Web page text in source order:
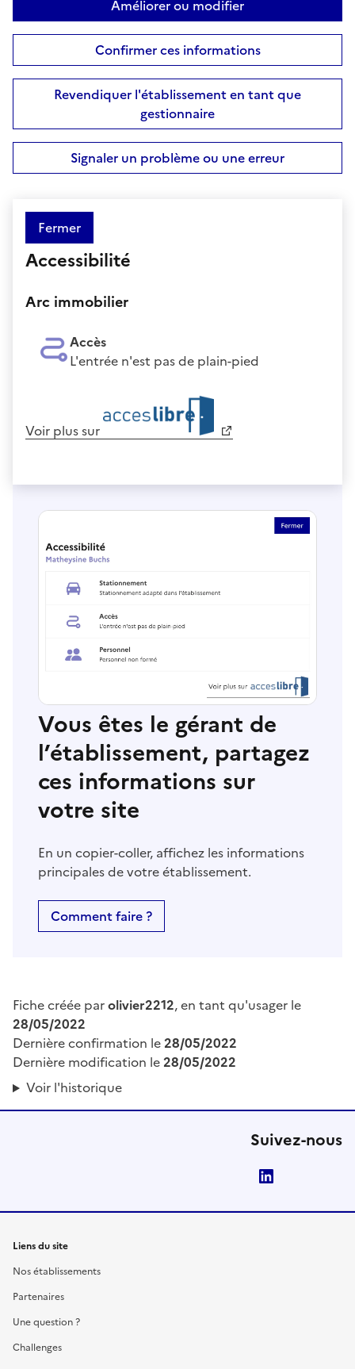
Améliorer ou modifier
Confirmer ces informations
Revendiquer l'établissement en tant que
gestionnaire
Signaler un problème ou une erreur
Fermer
Accessibilité
Arc immobilier
Accès
L'entrée n'est pas de plain-pied
Voir plus sur
Vous êtes le gérant de
l’établissement, partagez
ces informations sur
votre site
En un copier-coller, affichez les informations
principales de votre établissement.
Comment faire ?
Fiche créée parolivier2212, en tant qu'usager le
28/05/2022
Dernière confirmation le28/05/2022
Dernière modification le28/05/2022
Voir l'historique
Suivez-nous
Liens du site
Nos établissements
Partenaires
Une question ?
Challenges